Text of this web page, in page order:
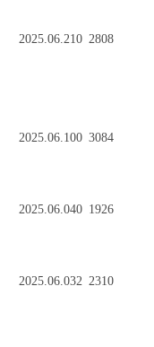
2025.06.210 2808
2025.06.100 3084
2025.06.040 1926
2025.06.032 2310